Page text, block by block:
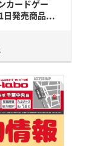
カードゲー
日発売商品...